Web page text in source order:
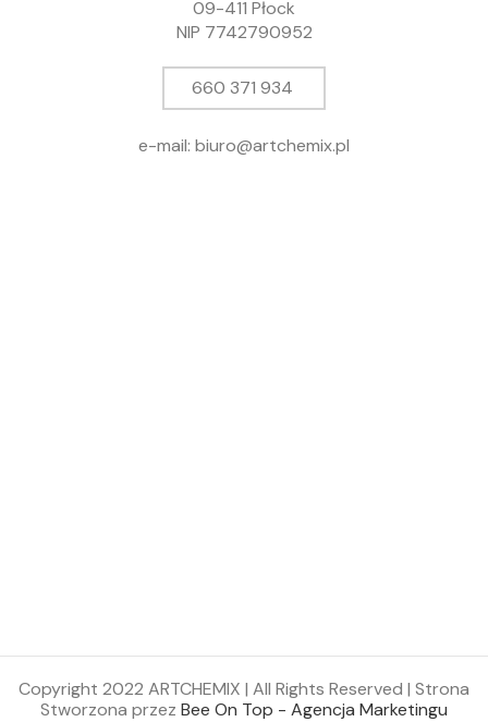
09-411 Płock
NIP 7742790952
660 371 934
e-mail: biuro@artchemix.pl
Copyright 2022 ARTCHEMIX | All Rights Reserved | Strona
Stworzona przez Bee On Top - Agencja Marketingu